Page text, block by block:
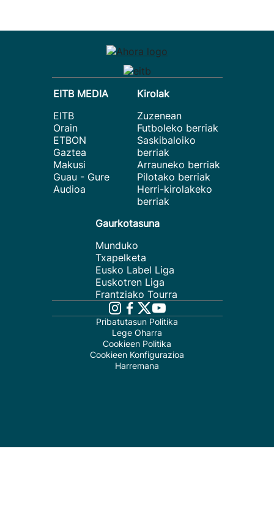
EITB MEDIA
EITB
Orain
ETBON
Gaztea
Makusi
Guau - Gure
Audioa
Kirolak
Zuzenean
Futboleko berriak
Saskibaloiko
berriak
Arrauneko berriak
Pilotako berriak
Herri-kirolakeko
berriak
Gaurkotasuna
Munduko
Txapelketa
Eusko Label Liga
Euskotren Liga
Frantziako Tourra
Pribatutasun Politika
Lege Oharra
Cookieen Politika
Cookieen Konfigurazioa
Harremana